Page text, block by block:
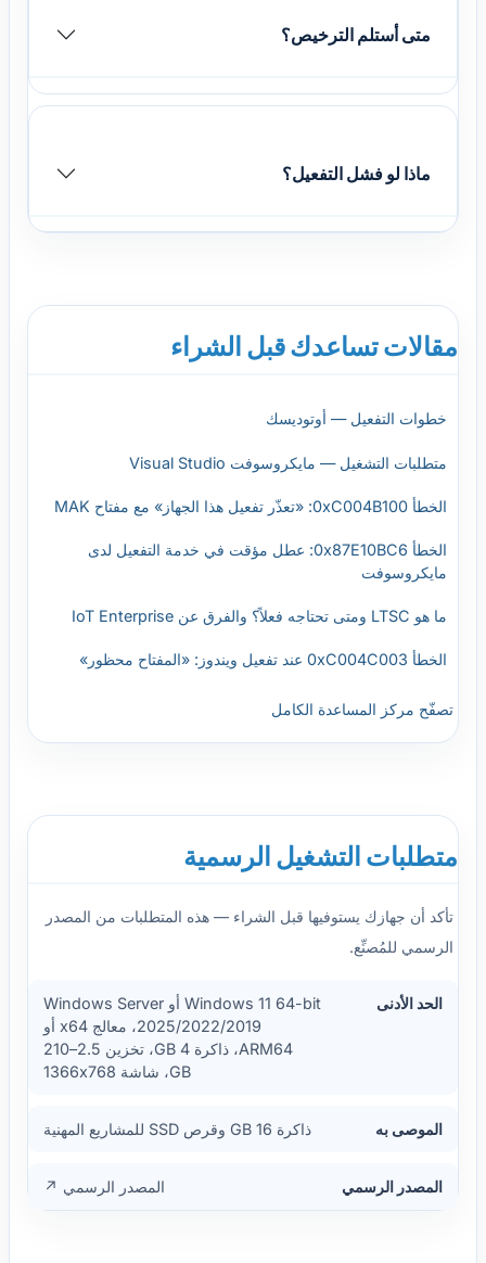
متى أستلم الترخيص؟
ماذا لو فشل التفعيل؟
مقالات تساعدك قبل الشراء
خطوات التفعيل — أوتوديسك
متطلبات التشغيل — مايكروسوفت Visual Studio
الخطأ 0xC004B100: «تعذّر تفعيل هذا الجهاز» مع مفتاح MAK
الخطأ 0x87E10BC6: عطل مؤقت في خدمة التفعيل لدى
مايكروسوفت
ما هو LTSC ومتى تحتاجه فعلاً؟ والفرق عن IoT Enterprise
الخطأ 0xC004C003 عند تفعيل ويندوز: «المفتاح محظور»
تصفّح مركز المساعدة الكامل
متطلبات التشغيل الرسمية
تأكد أن جهازك يستوفيها قبل الشراء — هذه المتطلبات من المصدر
الرسمي للمُصنِّع.
الحد الأدنى
Windows 11 64-bit أو Windows Server
2025/2022/2019، معالج x64 أو
ARM64، ذاكرة 4 GB، تخزين 2.5–210
GB، شاشة 1366x768
الموصى به ذاكرة 16 GB وقرص SSD للمشاريع المهنية
المصدر الرسمي المصدر الرسمي ↗